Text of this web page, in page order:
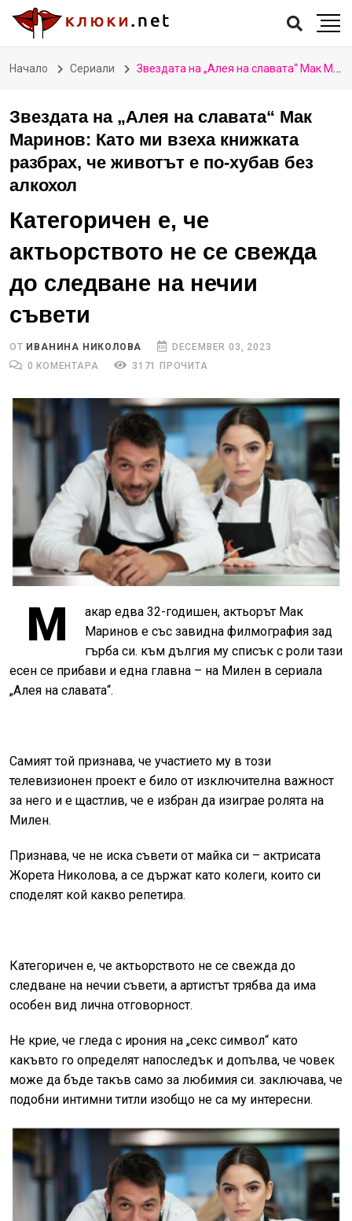
Начало Сериали Звездата на „Алея на славата“ Мак Маринов: Като ми взеха книжката разбрах, че животът е по-хубав без алкохол
Звездата на „Алея на славата“ Мак
Маринов: Като ми взеха книжката
разбрах, че животът е по-хубав без
алкохол
Категоричен е, че
актьорството не се свежда
до следване на нечии
съвети
ОТ ИВАНИНА НИКОЛОВА
DECEMBER 03, 2023
0 КОМЕНТАРА
3171 ПРОЧИТА
М
акар едва 32-годишен, актьорът Мак
Маринов е със завидна филмография зад
гърба си. към дългия му списък с роли тази
есен се прибави и една главна – на Милен в сериала
„Алея на славата“.
Самият той признава, че участието му в този
телевизионен проект е било от изключителна важност
за него и е щастлив, че е избран да изиграе ролята на
Милен.
Признава, че не иска съвети от майка си – актрисата
Жорета Николова, а се държат като колеги, които си
споделят кой какво репетира.
Категоричен е, че актьорството не се свежда до
следване на нечии съвети, а артистът трябва да има
особен вид лична отговорност.
Не крие, че гледа с ирония на „секс символ“ като
какъвто го определят напоследък и допълва, че човек
може да бъде такъв само за любимия си. заключава, че
подобни интимни титли изобщо не са му интересни.